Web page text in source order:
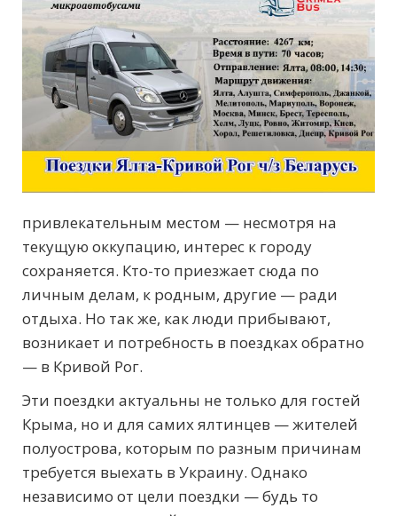
привлекательным местом — несмотря на
текущую оккупацию, интерес к городу
сохраняется. Кто-то приезжает сюда по
личным делам, к родным, другие — ради
отдыха. Но так же, как люди прибывают,
возникает и потребность в поездках обратно
— в Кривой Рог.
Эти поездки актуальны не только для гостей
Крыма, но и для самих ялтинцев — жителей
полуострова, которым по разным причинам
требуется выехать в Украину. Однако
независимо от цели поездки — будь то